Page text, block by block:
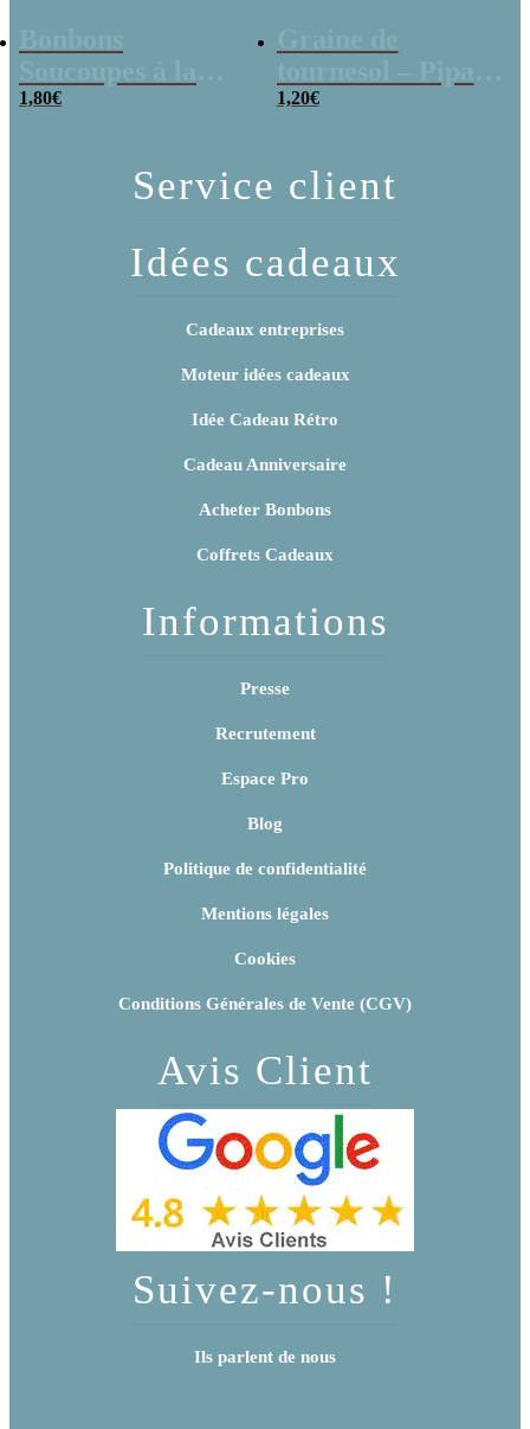
poudre (x20)
1,80€
x 3
1,20€
Service client
Idées cadeaux
Cadeaux entreprises
Moteur idées cadeaux
Idée Cadeau Rétro
Cadeau Anniversaire
Acheter Bonbons
Coffrets Cadeaux
Informations
Presse
Recrutement
Espace Pro
Blog
Politique de confidentialité
Mentions légales
Cookies
Conditions Générales de Vente (CGV)
Avis Client
Suivez-nous !
Ils parlent de nous